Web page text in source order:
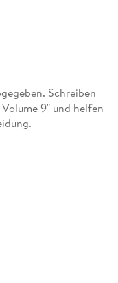
Schreiben
9" und helfen